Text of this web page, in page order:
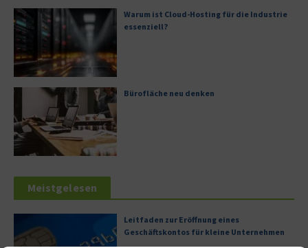
Warum ist Cloud-Hosting für die Industrie
essenziell?
Bürofläche neu denken
Meistgelesen
Leitfaden zur Eröffnung eines
Geschäftskontos für kleine Unternehmen